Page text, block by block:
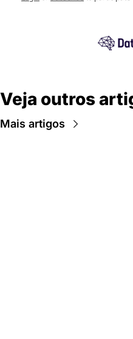
Veja outros
Mais artigos